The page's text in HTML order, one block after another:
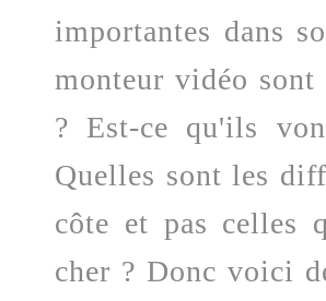
importantes dans
monteur vidéo sont
? Est-ce qu'ils
Quelles sont les
côte et pas celles
cher ? Donc voici